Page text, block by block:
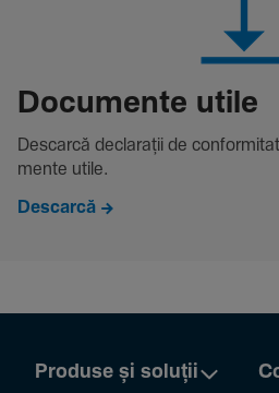
Docu­mente utile
Descarcă decla­rații de
mente utile.
Descarcă
Produse și soluții